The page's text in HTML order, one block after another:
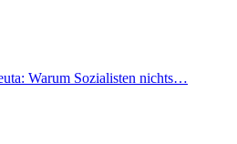
Warum Sozialisten nichts…